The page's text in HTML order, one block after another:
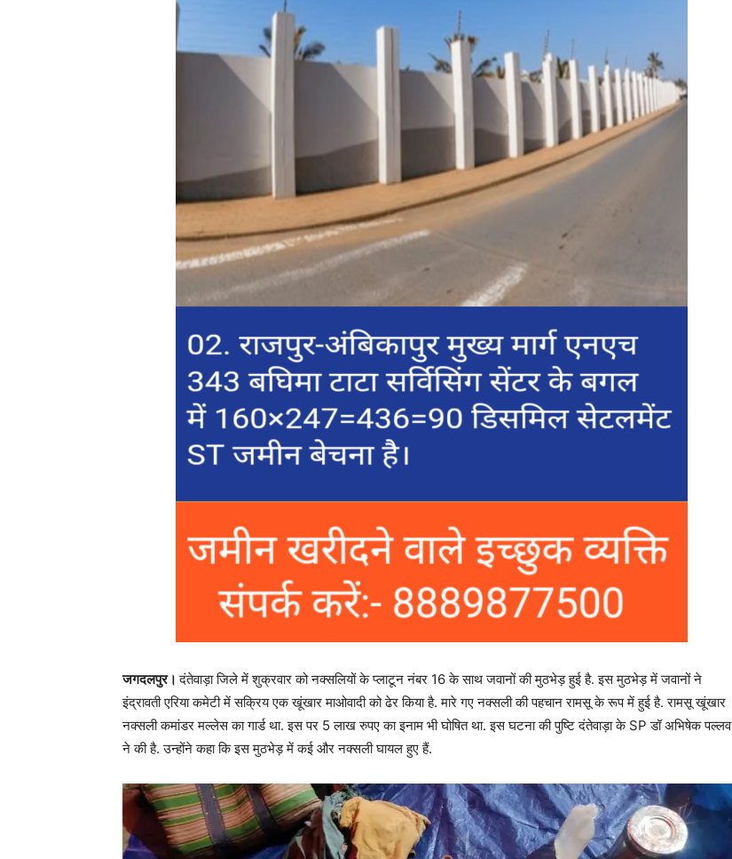
जगदलपुर।दंतेवाड़ा जिले में शुक्रवार को नक्सलियों के प्लाटून नंबर 16 के साथ जवानों की मुठभेड़ हुई है. इस मुठभेड़ में जवानों ने
इंद्रावती एरिया कमेटी में सक्रिय एक खूंखार माओवादी को ढेर किया है. मारे गए नक्सली की पहचान रामसू के रूप में हुई है. रामसू खूंखार
नक्सली कमांडर मल्लेस का गार्ड था. इस पर 5 लाख रुपए का इनाम भी घोषित था. इस घटना की पुष्टि दंतेवाड़ा के SP डॉ अभिषेक पल्लव
ने की है. उन्होंने कहा कि इस मुठभेड़ में कई और नक्सली घायल हुए हैं.